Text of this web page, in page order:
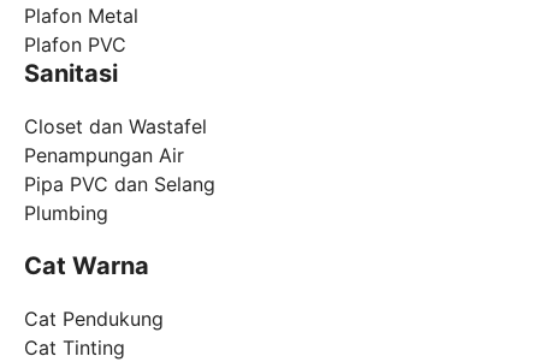
Plafon Metal
Plafon PVC
Sanitasi
Closet dan Wastafel
Penampungan Air
Pipa PVC dan Selang
Plumbing
Cat Warna
Cat Pendukung
Cat Tinting